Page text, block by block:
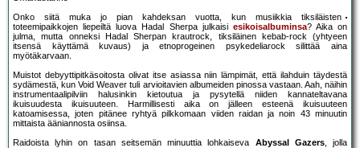
Onko siitä muka jo pian kahdeksan vuotta, kun musiikkia tiksiläisten
toteemipaikkojen liepeiltä luova Hadal Sherpa julkaisi esikoisalbuminsa? Aika on
julma, mutta onneksi Hadal Sherpan krautrock, tiksiläinen kebab-rock (yhtyeen
itsensä käyttämä kuvaus) ja etnoprogeinen psykedeliarock silittää aina
myötäkarvaan.
Muistot debyyttipitkäsoitosta olivat itse asiassa niin lämpimät, että ilahduin täydestä
sydämestä, kun Void Weaver tuli arvioitavien albumeiden pinossa vastaan. Aah, näihin
instrumentaalipilviin halusinkin kietoutua ja pysytellä niiden kannateltavana
ikuisuudesta ikuisuuteen. Harmillisesti aika on jälleen esteenä ikuisuuteen
katoamisessa, joten pitänee ryhtyä pilkkomaan viiden raidan ja noin 43 minuutin
mittaista ääniannosta osiinsa.
Raidoista lyhin on tasan seitsemän minuuttia lohkaiseva Abyssal Gazers, jolla